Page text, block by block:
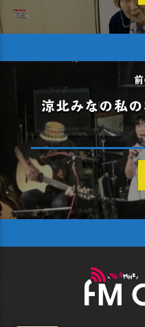
涼北みなの私